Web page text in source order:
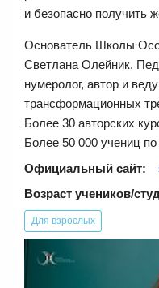
и безопасно получить
Основатель Школы
Светлана Олейник.
нумеролог, автор и
трансформационных
Более 30 авторских
Более 50 000 учениц
Официальный сайт:
Возраст учеников/
Для взрослых